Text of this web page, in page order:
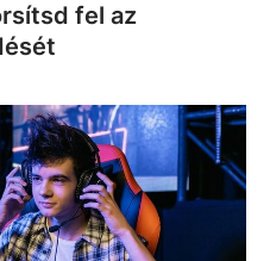
fel az